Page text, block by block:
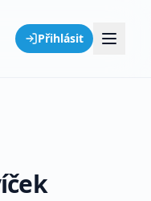
Přihlásit